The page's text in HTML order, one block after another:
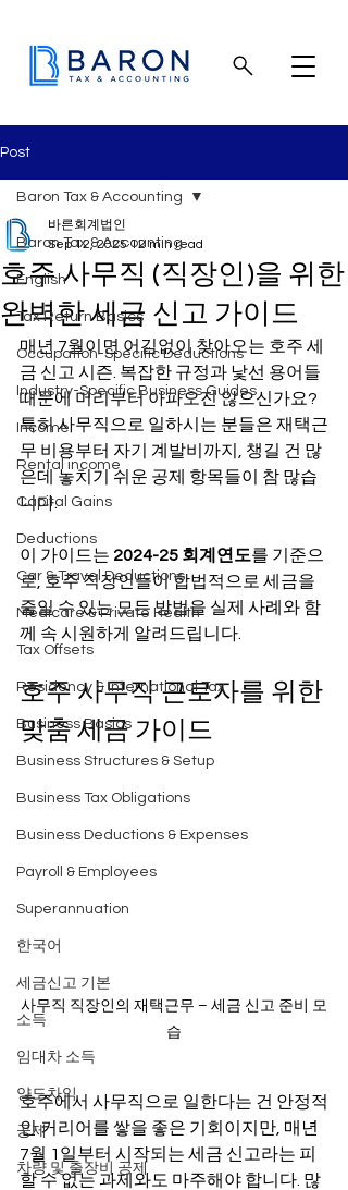
Post
Baron Tax & Accounting
English
Tax Return Basics
Occupation-Specific Deductions
Industry-Specific Business Guides
Income
Rental income
Capital Gains
Deductions
Car & Travel Deductions
Medicare & Private Health
Tax Offsets
Residency & International Tax
Business Basics
Business Structures & Setup
Business Tax Obligations
Business Deductions & Expenses
Payroll & Employees
Superannuation
한국어
세금신고 기본
소득
임대차 소득
양도차익
공제
차량 및 출장비 공제
Baron Tax & Accounting
호주 사무직 (직장인)을 위한
완벽한 세금 신고 가이드
바른회계법인
Sep 12, 2025 12 min read
매년 7월이면 어김없이 찾아오는 호주 세
금 신고 시즌. 복잡한 규정과 낯선 용어들
때문에 머리부터 아파오진 않으신가요?
특히 사무직으로 일하시는 분들은 재택근
무 비용부터 자기 계발비까지, 챙길 건 많
은데 놓치기 쉬운 공제 항목들이 참 많습
니다.
이 가이드는 2024-25 회계연도를 기준으
로, 호주 직장인들이 합법적으로 세금을
줄일 수 있는 모든 방법을 실제 사례와 함
께 속 시원하게 알려드립니다.
호주 사무직 근로자를 위한
맞춤 세금 가이드
사무직 직장인의 재택근무 – 세금 신고 준비 모
습
호주에서 사무직으로 일한다는 건 안정적
인 커리어를 쌓을 좋은 기회이지만, 매년
7월 1일부터 시작되는 세금 신고라는 피
할 수 없는 과제와도 마주해야 합니다. 많